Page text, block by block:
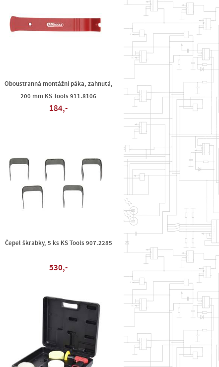
Oboustranná montážní páka, zahnutá,
200 mm KS Tools 911.8106
184,-
Čepel škrabky, 5 ks KS Tools 907.2285
530,-